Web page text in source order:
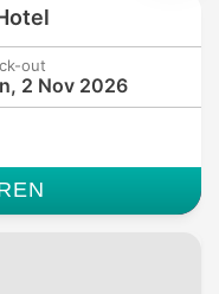
out
2 Nov 2026